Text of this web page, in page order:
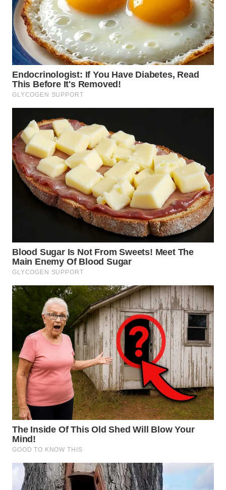
NIAS
WN
LANGKAT
TAPANULI
SELATAN
WN
TANJUNG
LESUNG
WN
KARO
WN
LABUHANBATU
WN
TAPANULI
TENGAH
WN DELI
SERDANG
WN
TEBING
TINGGI
WN
PAKPAK
WN
WN